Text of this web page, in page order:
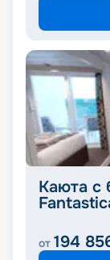
Каюта с
от 194